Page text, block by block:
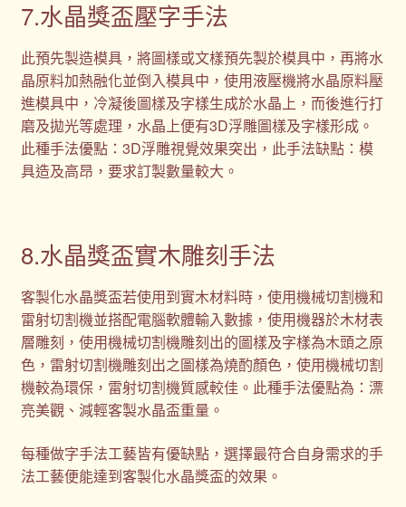
7.水晶獎盃壓字手法
此預先製造模具，將圖樣或文樣預先製於模具中，再將水
晶原料加熱融化並倒入模具中，使用液壓機將水晶原料壓
進模具中，冷凝後圖樣及字樣生成於水晶上，而後進行打
磨及拋光等處理，水晶上便有3D浮雕圖樣及字樣形成。
此種手法優點：3D浮雕視覺效果突出，此手法缺點：模
具造及高昂，要求訂製數量較大。
8.水晶獎盃實木雕刻手法
客製化水晶獎盃若使用到實木材料時，使用機械切割機和
雷射切割機並搭配電腦軟體輸入數據，使用機器於木材表
層雕刻，使用機械切割機雕刻出的圖樣及字樣為木頭之原
色，雷射切割機雕刻出之圖樣為燒酌顏色，使用機械切割
機較為環保，雷射切割機質感較佳。此種手法優點為：漂
亮美觀、減輕客製水晶盃重量。
每種做字手法工藝皆有優缺點，選擇最符合自身需求的手
法工藝便能達到客製化水晶獎盃的效果。